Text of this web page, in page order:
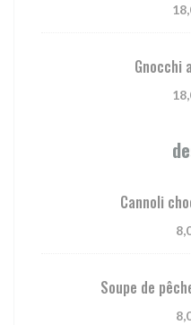
Gnocchi
Cannoli
Soupe de